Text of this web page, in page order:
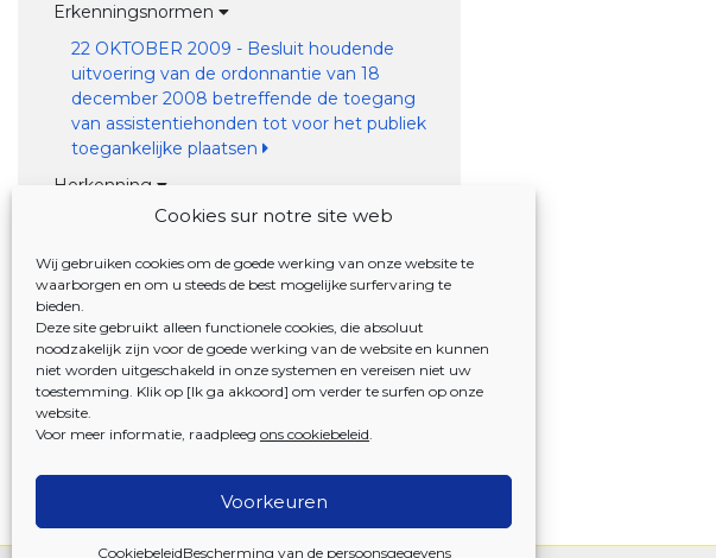
Cookies sur notre site web
Wij gebruiken cookies om de goede werking van onze website te
waarborgen en om u steeds de best mogelijke surfervaring te
bieden.
Deze site gebruikt alleen functionele cookies, die absoluut
noodzakelijk zijn voor de goede werking van de website en kunnen
niet worden uitgeschakeld in onze systemen en vereisen niet uw
toestemming. Klik op [Ik ga akkoord] om verder te surfen op onze
website.
Voor meer informatie, raadpleeg ons cookiebeleid.
Voorkeuren
CookiebeleidBescherming van de persoonsgegevens
Erkenningsnormen
22 OKTOBER 2009 - Besluit houdende
uitvoering van de ordonnantie van 18
december 2008 betreffende de toegang
van assistentiehonden tot voor het publiek
toegankelijke plaatsen
Herkenning
18 DECEMBER 2008 - Ordonnantie
assistentiehonden tot voor het publiek
toegankelijke plaatsen
22 OKTOBER 2009 - Besluit houdende
uitvoering van de ordonnantie van 18
december 2008 betreffende de toegang
van assistentiehonden tot voor het publiek
toegankelijke plaatsen